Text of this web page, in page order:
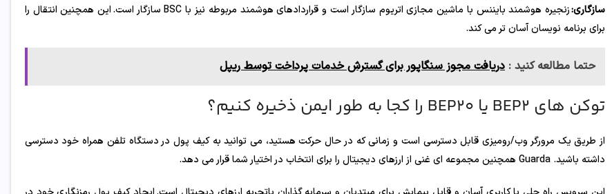
سازگاری:
زنجیره هوشمند بایننس با ماشین مجازی اتریوم سازگار است و قراردادهای هوشمند مربوطه نیز با BSC سازگار است. این همچنین انتقال را
برای برنامه نویسان آسان تر می کند.
حتما مطالعه کنید : دریافت مجوز سنگاپور برای گسترش خدمات پرداخت توسط ریپل
توکن های BEP2 یا BEP20 را کجا به طور ایمن ذخیره کنیم؟
از طریق یک مرورگر وب/رومیزی قابل دسترسی است و زمانی که در حال حرکت هستید، می توانید به کیف پول در دستگاه تلفن همراه خود دسترسی
داشته باشید. Guarda همچنین مجموعه ای غنی از ارزهای دیجیتال را برای انتخاب در اختیار شما قرار می دهد.